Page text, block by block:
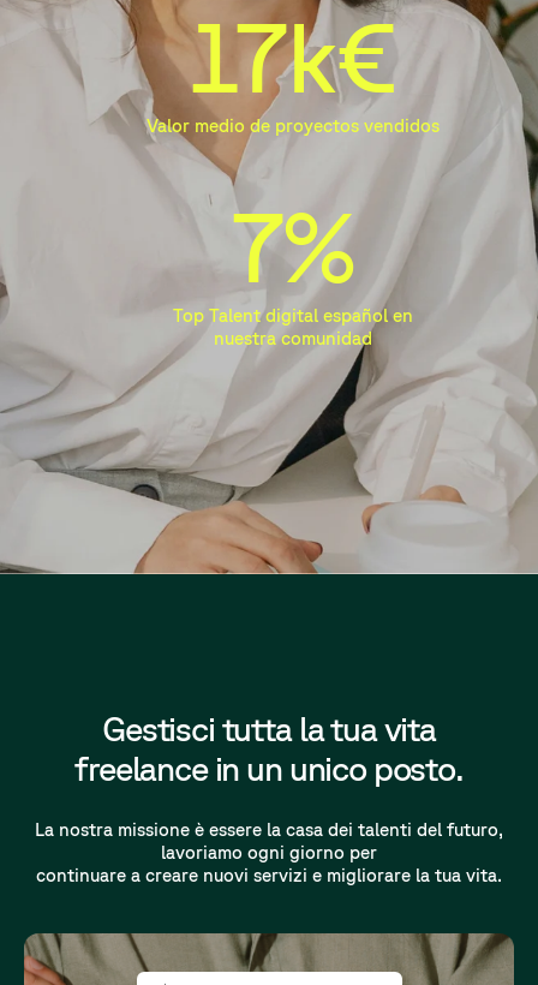
17k€
Valor medio de proyectos vendidos
7%
Top Talent digital español en
nuestra comunidad
Gestisci tutta la tua vita
freelance in un unico posto.
La nostra missione è essere la casa dei talenti del futuro,
lavoriamo ogni giorno per
continuare a creare nuovi servizi e migliorare la tua vita.